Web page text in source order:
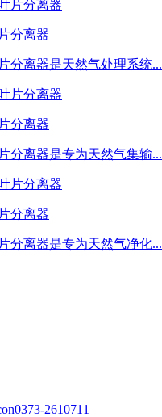
分离器
分离器是天然气处理系统...
分离器
分离器是专为天然气集输...
分离器
分离器是专为天然气净化...
0373-2610711